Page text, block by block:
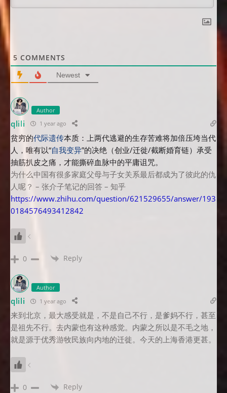
5 COMMENTS
Newest
Author
qlili 1 year ago
贫穷的代际遗传本质：上两代逃避的生存苦难将加倍压垮当代
人，唯有以“自我变异”的决绝（创业/迁徙/截断婚育链）承受
抽筋扒皮之痛，才能撕碎血脉中的平庸诅咒。
为什么中国有很多家庭父母与子女关系最后都成为了彼此的仇
人呢？ – 张介子笔记的回答 – 知乎
https://www.zhihu.com/question/621529655/answer/193
0184576493412842
0 Reply
Author
qlili 1 year ago
来到北京，最大感受就是，不是自己不行，是爹妈不行，甚至
是祖先不行。去内蒙也有这种感觉。内蒙之所以是不毛之地，
就是源于优秀游牧民族向内地的迁徙。今天的上海香港更甚。
0 Reply